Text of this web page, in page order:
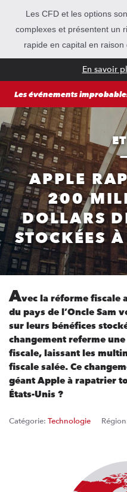
Les CFD et les options
complexes et présentent un
rapide en capital en raison
Les événements
En savoir
APPLE
200
DOLLARS
STOCKÉES
Avec la réforme fiscale
du pays de l’Oncle Sam
sur leurs bénéfices
changement referme
fiscale, laissant les
fiscale salée. Ce
géant Apple à rapatrier
États-Unis ?
Catégorie: Technologie